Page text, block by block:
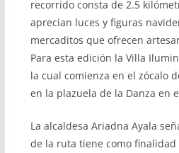
recorrido consta de 2.5
aprecian luces y figuras
mercaditos que ofrecen
Para esta edición la Villa
la cual comienza en el zócalo
en la plazuela de la Danza en
La alcaldesa Ariadna Ayala
de la ruta tiene como